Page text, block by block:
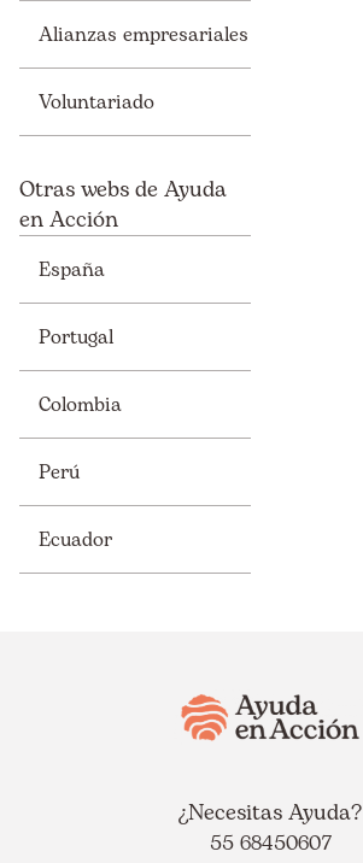
Alianzas empresariales
Voluntariado
Otras webs de Ayuda
en Acción
España
Portugal
Colombia
Perú
Ecuador
¿Necesitas Ayuda?
55 68450607